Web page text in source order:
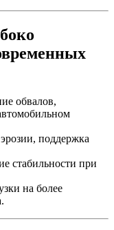
обвалов,
поддержка
стабильности при
на более